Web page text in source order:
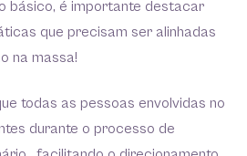
básico, é importante destacar
que precisam ser alinhadas
na massa!
todas as pessoas envolvidas no
durante o processo de